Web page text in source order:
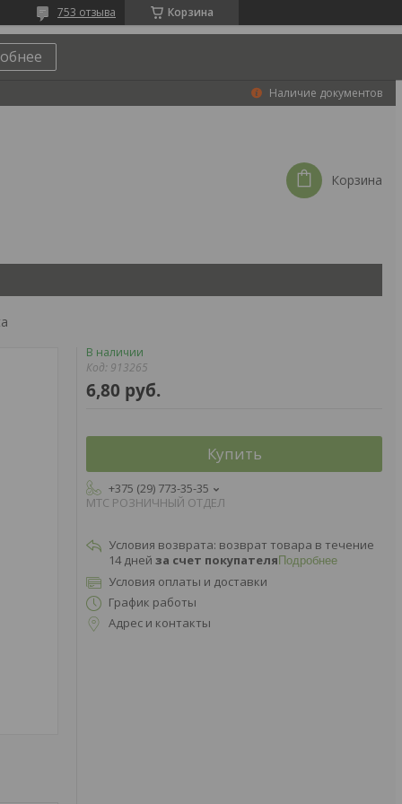
Корзина
753 отзыва
Наличие документов
Корзина
В наличии
Код: 913265
6,80 руб.
Купить
+375 (29) 773-35-35
МТС РОЗНИЧНЫЙ ОТДЕЛ
возврат товара в течение
14 дней за счет покупателя Подробнее
Условия оплаты и доставки
График работы
Адрес и контакты